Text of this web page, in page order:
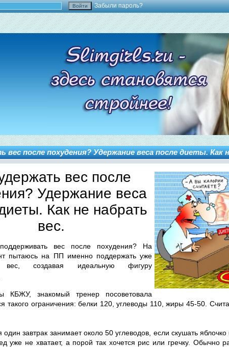
Забыли пароль?
вес после похудения? Удержание веса после диеты. Как
вес после
Удержание веса
Как не набрать
вес.
вес после похудения? На
пытаюсь на ПП именно поддержать уже
вес, создавая идеальную фигуру
КБЖУ, знакомый тренер посоветовала
такого ограничения: белки 120, углеводы 110, жиры 45-50.
завтрак занимает около 50 углеводов, если скушать
уже не хватает, а порой так хочется рис или гречку. Обычно